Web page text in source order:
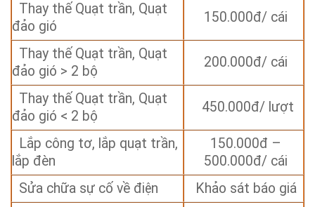
Thay thế Quạt trần, Quạt
đảo gió
150.000đ/ cái
Thay thế Quạt trần, Quạt
đảo gió > 2 bộ
200.000đ/ cái
Thay thế Quạt trần, Quạt
đảo gió < 2 bộ
450.000đ/ lượt
Lắp công tơ, lắp quạt trần,
lắp đèn
150.000đ –
500.000đ/ cái
Sửa chữa sự cố về điện
Khảo sát báo giá